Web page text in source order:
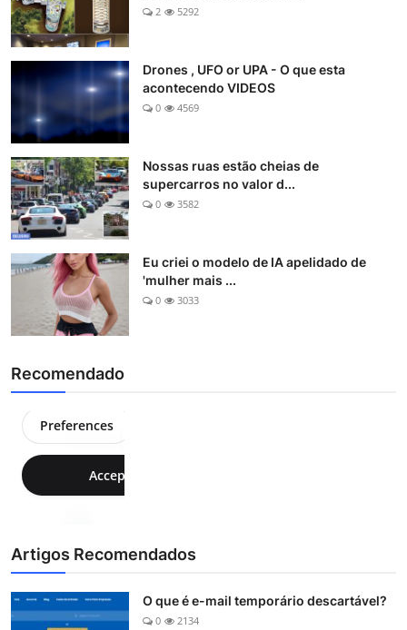
2 5292
Drones , UFO or UPA - O que esta
acontecendo VIDEOS
0 4569
Nossas ruas estão cheias de
supercarros no valor d...
0 3582
Eu criei o modelo de IA apelidado de
'mulher mais ...
0 3033
Recomendado
Artigos Recomendados
O que é e-mail temporário descartável?
0 2134